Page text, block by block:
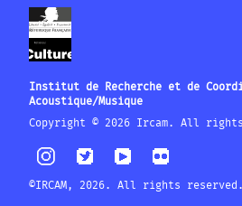
Institut de Recherche et de
Acoustique/Musique
Copyright © 2026 Ircam. All
©IRCAM, 2026. All rights reserved.